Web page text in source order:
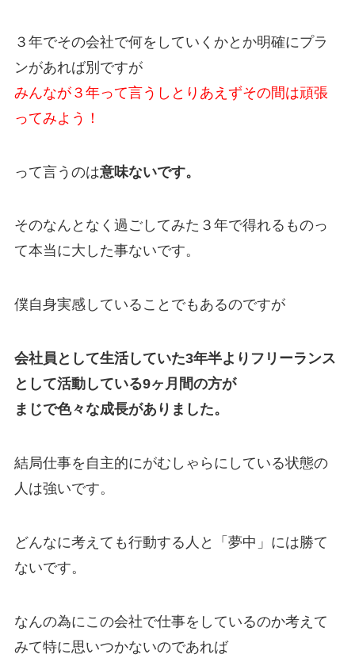
３年でその会社で何をしていくかとか明確にプラ
ンがあれば別ですが
みんなが３年って言うしとりあえずその間は頑張
ってみよう！
って言うのは意味ないです。
そのなんとなく過ごしてみた３年で得れるものっ
て本当に大した事ないです。
僕自身実感していることでもあるのですが
会社員として生活していた3年半よりフリーランス
として活動している9ヶ月間の方が
まじで色々な成長がありました。
結局仕事を自主的にがむしゃらにしている状態の
人は強いです。
どんなに考えても行動する人と「夢中」には勝て
ないです。
なんの為にこの会社で仕事をしているのか考えて
みて特に思いつかないのであれば